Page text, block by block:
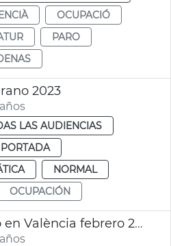
OCUPACIÓ
PARO
2023
LAS AUDIENCIAS
NORMAL
OCUPACIÓN
Datos de empleo en València febrero 2023